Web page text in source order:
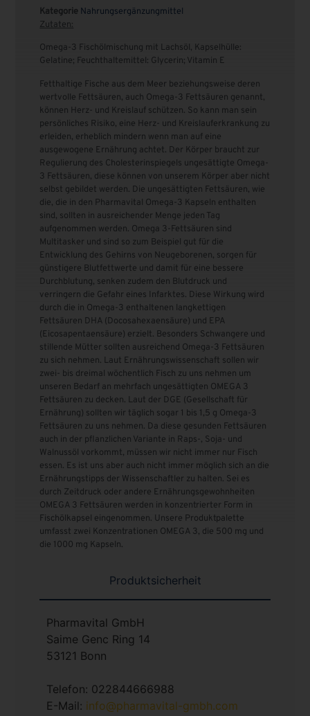
Kategorie Nahrungsergänzungmittel
Zutaten:
Omega-3 Fischölmischung mit Lachsöl, Kapselhülle:
Gelatine; Feuchthaltemittel: Glycerin; Vitamin E
Fetthaltige Fische aus dem Meer beziehungsweise deren
wertvolle Fettsäuren, auch Omega-3 Fettsäuren genannt,
können Herz- und Kreislauf schützen. So kann man sein
persönliches Risiko, eine Herz- und Kreislauferkrankung zu
erleiden, erheblich mindern wenn man auf eine
ausgewogene Ernährung achtet. Der Körper braucht zur
Regulierung des Cholesterinspiegels ungesättigte Omega-
3 Fettsäuren, diese können von unserem Körper aber nicht
selbst gebildet werden. Die ungesättigten Fettsäuren, wie
die, die in den Pharmavital Omega-3 Kapseln enthalten
sind, sollten in ausreichender Menge jeden Tag
aufgenommen werden. Omega 3-Fettsäuren sind
Multitasker und sind so zum Beispiel gut für die
Entwicklung des Gehirns von Neugeborenen, sorgen für
günstigere Blutfettwerte und damit für eine bessere
Durchblutung, senken zudem den Blutdruck und
verringern die Gefahr eines Infarktes. Diese Wirkung wird
durch die in Omega-3 enthaltenen langkettigen
Fettsäuren DHA (Docosahexaensäure) und EPA
(Eicosapentaensäure) erzielt. Besonders Schwangere und
stillende Mütter sollten ausreichend Omega-3 Fettsäuren
zu sich nehmen. Laut Ernährungswissenschaft sollen wir
zwei- bis dreimal wöchentlich Fisch zu uns nehmen um
unseren Bedarf an mehrfach ungesättigten OMEGA 3
Fettsäuren zu decken. Laut der DGE (Gesellschaft für
Ernährung) sollten wir täglich sogar 1 bis 1,5 g Omega-3
Fettsäuren zu uns nehmen. Da diese gesunden Fettsäuren
auch in der pflanzlichen Variante in Raps-, Soja- und
Walnussöl vorkommt, müssen wir nicht immer nur Fisch
essen. Es ist uns aber auch nicht immer möglich sich an die
Ernährungstipps der Wissenschaftler zu halten. Sei es
durch Zeitdruck oder andere Ernährungsgewohnheiten
OMEGA 3 Fettsäuren werden in konzentrierter Form in
Fischölkapsel eingenommen. Unsere Produktpalette
umfasst zwei Konzentrationen OMEGA 3, die 500 mg und
die 1000 mg Kapseln.
Produktsicherheit
Pharmavital GmbH
Saime Genc Ring 14
53121 Bonn
Telefon: 022844666988
E-Mail: info@pharmavital-gmbh.com